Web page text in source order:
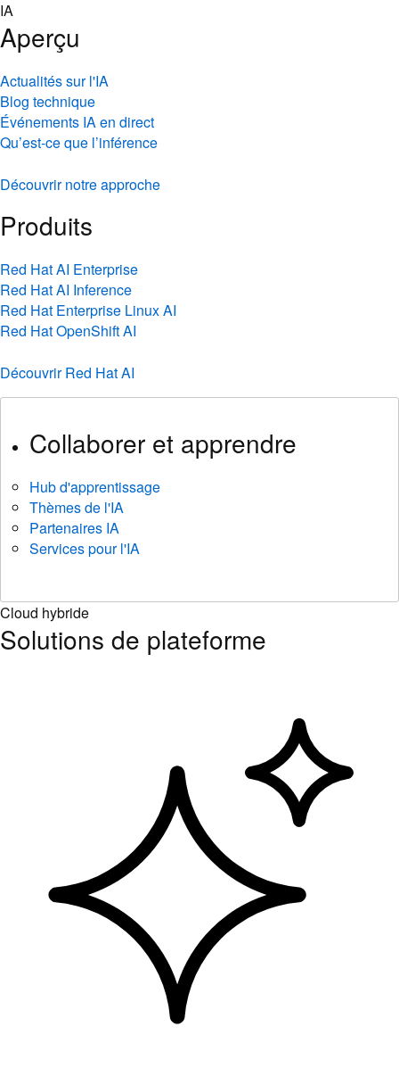
Skip
to
content
IA
Aperçu
Actualités sur l'IA
Blog technique
Événements IA en direct
Qu’est-ce que l’inférence
Découvrir notre approche
Produits
Red Hat AI Enterprise
Red Hat AI Inference
Red Hat Enterprise Linux AI
Red Hat OpenShift AI
Découvrir Red Hat AI
Collaborer et apprendre
Hub d'apprentissage
Thèmes de l'IA
Partenaires IA
Services pour l'IA
Cloud hybride
Solutions de plateforme